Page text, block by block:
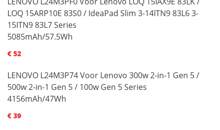
LOQ 15ARP10E 83S0 / IdeaPad Slim 3-14ITN9 83L6 3-
15ITN9 83L7 Series
5085mAh/57.5Wh
€ 52
LENOVO L24M3P74 Voor Lenovo 300w 2-in-1 Gen 5 /
500w 2-in-1 Gen 5 / 100w Gen 5 Series
4156mAh/47Wh
€ 39